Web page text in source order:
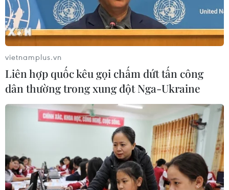
vietnamplus.vn
Liên hợp quốc kêu gọi chấm dứt tấn công
dân thường trong xung đột Nga-Ukraine